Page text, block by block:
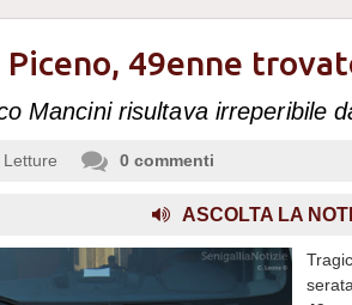
Piceno, 49enne
Mancini risultava irreperibile
Letture 0 commenti
ASCOLTA LA